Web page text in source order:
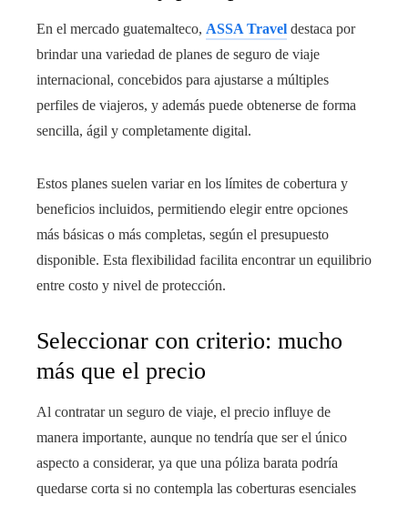
En el mercado guatemalteco, ASSA Travel destaca por
brindar una variedad de planes de seguro de viaje
internacional, concebidos para ajustarse a múltiples
perfiles de viajeros, y además puede obtenerse de forma
sencilla, ágil y completamente digital.
Estos planes suelen variar en los límites de cobertura y
beneficios incluidos, permitiendo elegir entre opciones
más básicas o más completas, según el presupuesto
disponible. Esta flexibilidad facilita encontrar un equilibrio
entre costo y nivel de protección.
Seleccionar con criterio: mucho
más que el precio
Al contratar un seguro de viaje, el precio influye de
manera importante, aunque no tendría que ser el único
aspecto a considerar, ya que una póliza barata podría
quedarse corta si no contempla las coberturas esenciales